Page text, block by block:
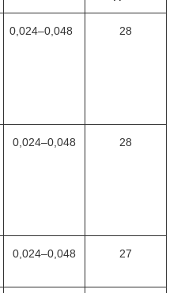
0,024–0,048 28
0,024–0,048 28
0,024–0,048 27